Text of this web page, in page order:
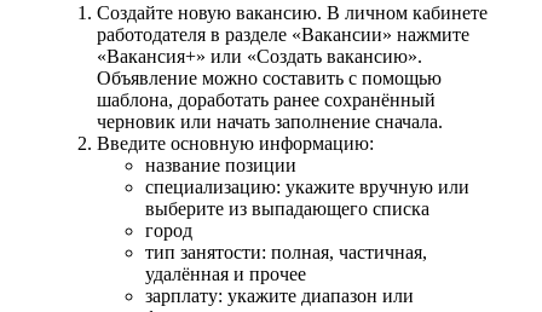
Создайте новую вакансию. В личном кабинете
работодателя в разделе «Вакансии» нажмите
«Вакансия+» или «Создать вакансию».
Объявление можно составить с помощью
шаблона, доработать ранее сохранённый
черновик или начать заполнение сначала.
Введите основную информацию:
название позиции
специализацию: укажите вручную или
выберите из выпадающего списка
город
тип занятости: полная, частичная,
удалённая и прочее
зарплату: укажите диапазон или